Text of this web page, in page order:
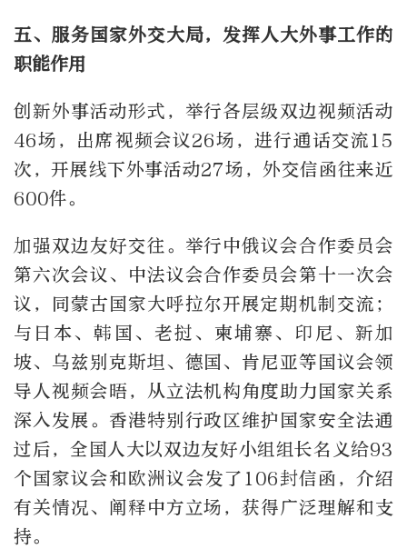
五、服务国家外交大局，发挥人大外事工作的
职能作用
创新外事活动形式，举行各层级双边视频活动
46场，出席视频会议26场，进行通话交流15
次，开展线下外事活动27场，外交信函往来近
600件。
加强双边友好交往。举行中俄议会合作委员会
第六次会议、中法议会合作委员会第十一次会
议，同蒙古国家大呼拉尔开展定期机制交流；
与日本、韩国、老挝、柬埔寨、印尼、新加
坡、乌兹别克斯坦、德国、肯尼亚等国议会领
导人视频会晤，从立法机构角度助力国家关系
深入发展。香港特别行政区维护国家安全法通
过后，全国人大以双边友好小组组长名义给93
个国家议会和欧洲议会发了106封信函，介绍
有关情况、阐释中方立场，获得广泛理解和支
持。